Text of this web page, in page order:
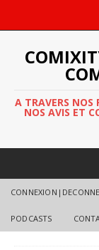
A TRAVERS NOS
NOS AVIS ET
PODCASTS